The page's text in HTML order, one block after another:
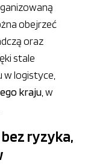
obejrzeć
oraz
stale
w logistyce,
kraju, w
ryzyka,